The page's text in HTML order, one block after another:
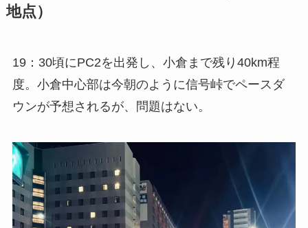
地点）
19：30頃にPC2を出発し、小倉まで残り40km程
度。小倉中心部は今朝のように信号峠でペースダ
ウンが予想されるが、問題はない。